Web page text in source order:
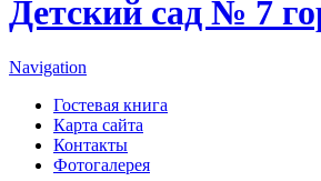
Детский сад № 7
Navigation
Гостевая книга
Карта сайта
Контакты
Фотогалерея